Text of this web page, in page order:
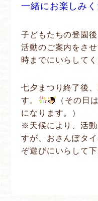
一緒にお楽しみ
子どもたちの登園
活動のご案内をさ
時までにいらしてく
七夕まつり終了後
す。
（その日
になります。）
※天候により、活動
すが、おさんぽタ
ぞ遊びにいらして下